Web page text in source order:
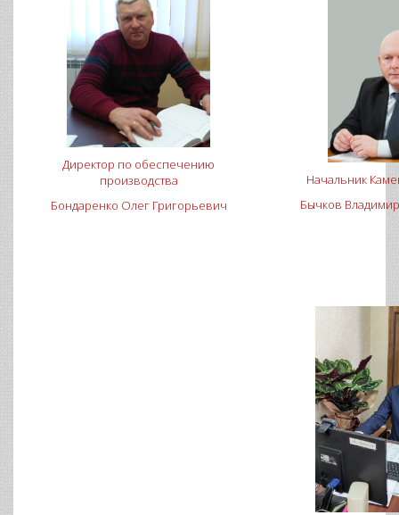
Директор по обеспечению
производства
Бондаренко Олег Григорьевич
Начальник
Бычков